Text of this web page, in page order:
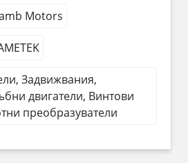
Motors
Задвижвания,
двигатели, Винтови
преобразуватели